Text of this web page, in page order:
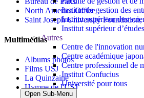
Institut de gestion des
Institut supérieur des
Institut supérieur
Autres
Centre de l'innovation
Centre académique
Centre professionnel de
Institut Confucius
Université pour tous
Open Sub-Menu
North America Office
Saint Joseph University
Multimédias
Albums photos
Films USJ
La Quinzaine
Hymne de l'USJ